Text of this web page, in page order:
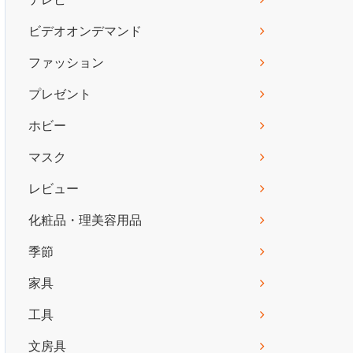
ビデオオンデマンド
ファッション
プレゼント
ホビー
マスク
レビュー
化粧品・理美容用品
季節
家具
工具
文房具